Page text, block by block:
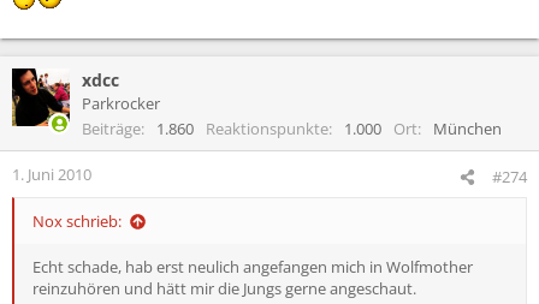
xdcc
Parkrocker
Beiträge
1.860 Reaktionspunkte 1.000 Ort München
1. Juni 2010 #274
Nox schrieb:
Echt schade, hab erst neulich angefangen mich in Wolfmother
reinzuhören und hätt mir die Jungs gerne angeschaut.